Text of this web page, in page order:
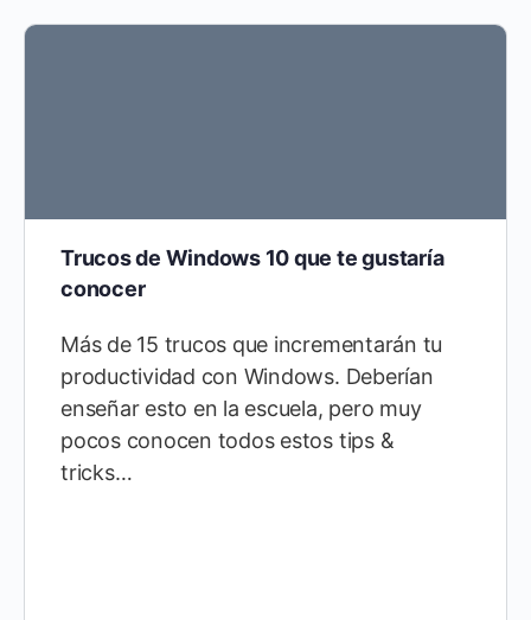
Trucos de Windows 10 que te gustaría
conocer
Más de 15 trucos que incrementarán tu
productividad con Windows. Deberían
enseñar esto en la escuela, pero muy
pocos conocen todos estos tips &
tricks…